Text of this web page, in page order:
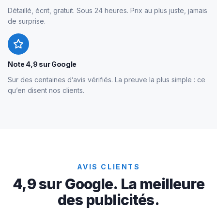
Détaillé, écrit, gratuit. Sous 24 heures. Prix au plus juste, jamais
de surprise.
Note 4,9 sur Google
Sur des centaines d’avis vérifiés. La preuve la plus simple : ce
qu’en disent nos clients.
AVIS CLIENTS
4,9 sur Google. La meilleure
des publicités.